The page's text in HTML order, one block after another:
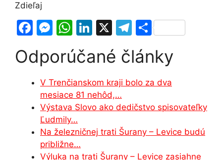
Zdieľaj
F
c
e
b
o
o
k
M
s
s
e
n
g
er
W
at
A
p
p
Li
k
dI
n
X
T
e
gr
a
m
S
ar
e
Odporúčané články
V Trenčianskom kraji bolo za dva
mesiace 81 nehôd,…
Výstava Slovo ako dedičstvo spisovateľky
Ľudmily…
Na železničnej trati Šurany – Levice budú
približne…
Výluka na trati Šurany – Levice zasiahne